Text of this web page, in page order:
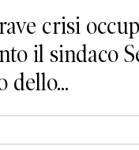
crisi
il sindaco
dello...